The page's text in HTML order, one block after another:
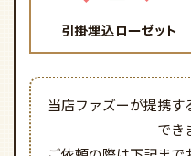
当店ファズーが提携
でき